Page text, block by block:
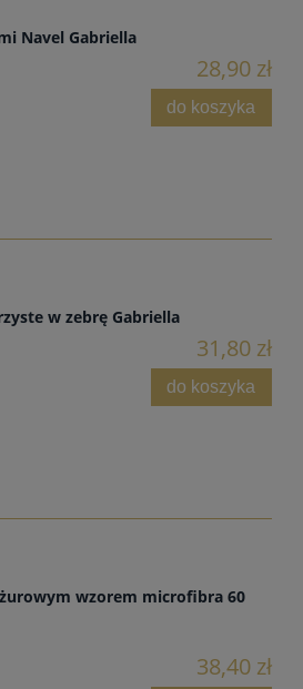
Navel Gabriella
28,90 zł
do koszyka
w zebrę Gabriella
31,80 zł
do koszyka
wzorem microfibra 60
38,40 zł